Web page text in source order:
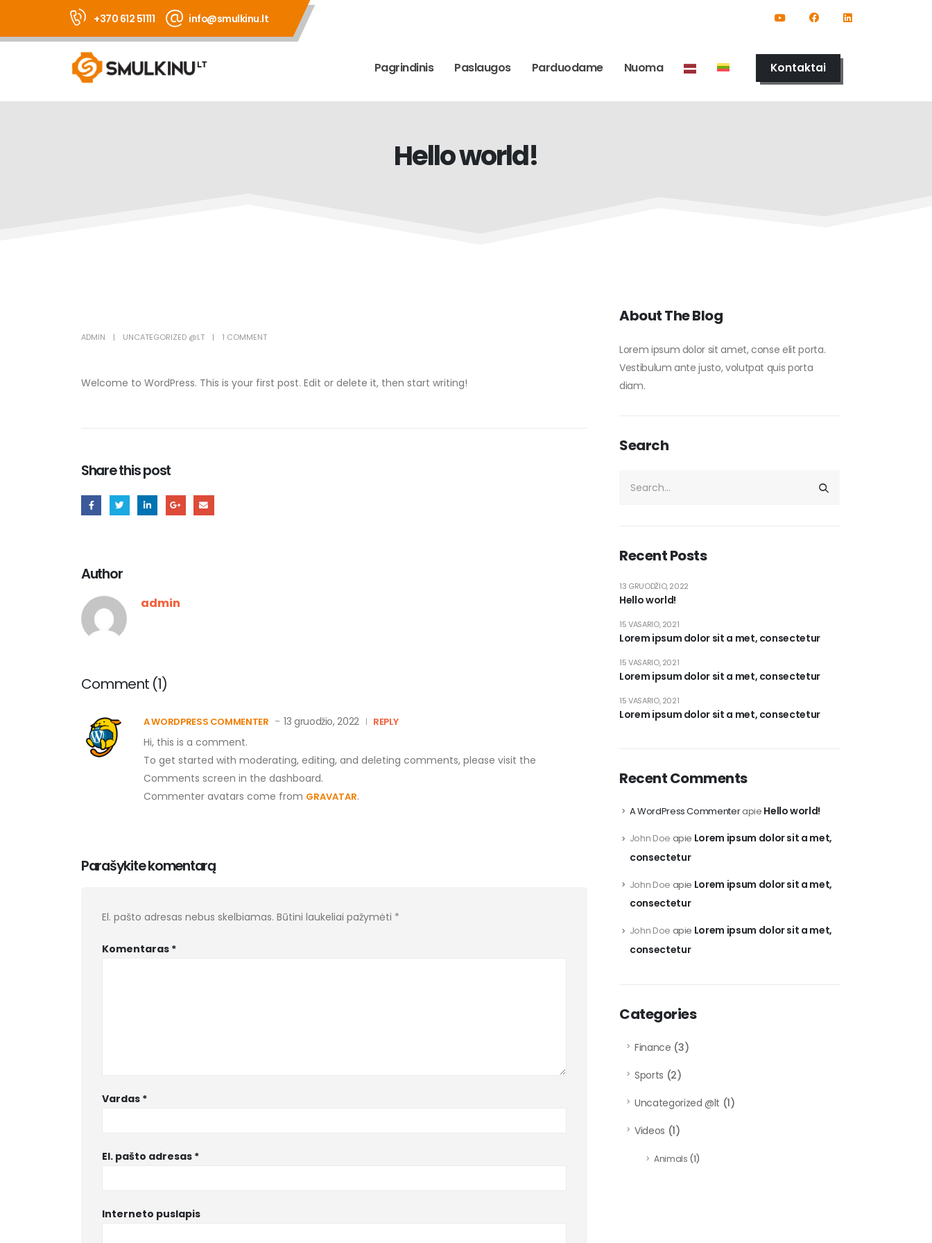
+370 612 51111 info@smulkinu.lt
Pagrindinis Paslaugos Parduodame Nuoma Kontaktai
Hello world!
ADMIN UNCATEGORIZED @LT 1 COMMENT
Welcome to WordPress. This is your first post. Edit or delete it, then start writing!
Share this post
Author
admin
Comment (1)
A WORDPRESS COMMENTER 13 gruodžio, 2022 REPLY
Hi, this is a comment.
To get started with moderating, editing, and deleting comments, please visit the
Comments screen in the dashboard.
Commenter avatars come from GRAVATAR.
Parašykite komentarą
El. pašto adresas nebus skelbiamas. Būtini laukeliai pažymėti *
Komentaras *
Vardas *
El. pašto adresas *
Interneto puslapis
About The Blog
Lorem ipsum dolor sit amet, conse elit porta.
Vestibulum ante justo, volutpat quis porta
diam.
Search
Recent Posts
Hello world!
13 GRUODŽIO, 2022
Lorem ipsum dolor sit a met, consectetur
15 VASARIO, 2021
Lorem ipsum dolor sit a met, consectetur
15 VASARIO, 2021
Lorem ipsum dolor sit a met, consectetur
15 VASARIO, 2021
Recent Comments
A WordPress Commenterapie Hello world!
John Doe apie Lorem ipsum dolor sit a met,
consectetur
John Doe apie Lorem ipsum dolor sit a met,
consectetur
John Doe apie Lorem ipsum dolor sit a met,
consectetur
Categories
Finance (3)
Sports (2)
Uncategorized @lt (1)
Videos (1)
Animals (1)